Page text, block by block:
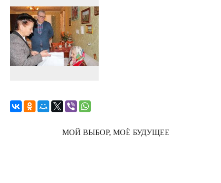
МОЙ ВЫБОР, МОЁ БУДУЩЕЕ